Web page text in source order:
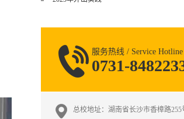
烟、照明、材料耐脏耐
水...
服务热线 / Service Hotline
0731-
总校地址：湖南省长沙市香樟路255